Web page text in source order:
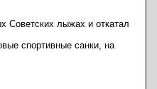
Советских лыжах и откатал
спортивные санки, на